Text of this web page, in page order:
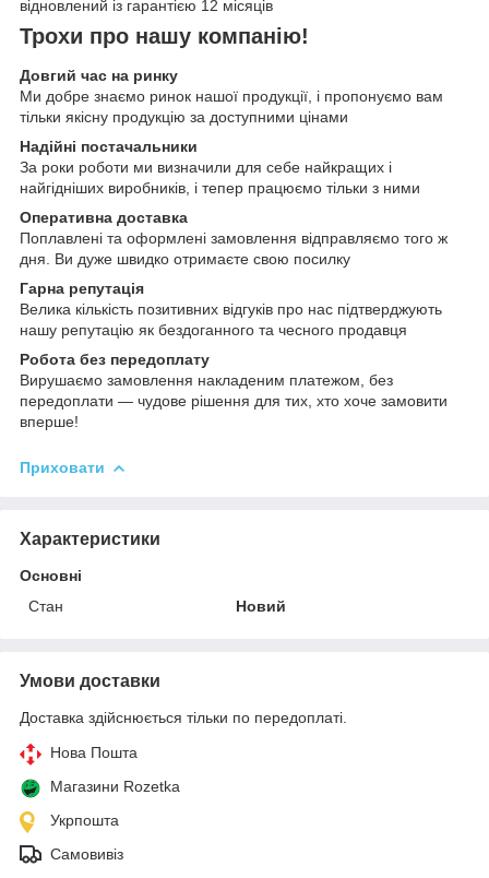
відновлений із гарантією 12 місяців
Трохи про нашу компанію!
Довгий час на ринку
Ми добре знаємо ринок нашої продукції, і пропонуємо вам
тільки якісну продукцію за доступними цінами
Надійні постачальники
За роки роботи ми визначили для себе найкращих і
найгідніших виробників, і тепер працюємо тільки з ними
Оперативна доставка
Поплавлені та оформлені замовлення відправляємо того ж
дня. Ви дуже швидко отримаєте свою посилку
Гарна репутація
Велика кількість позитивних відгуків про нас підтверджують
нашу репутацію як бездоганного та чесного продавця
Робота без передоплату
Вирушаємо замовлення накладеним платежом, без
передоплати — чудове рішення для тих, хто хоче замовити
вперше!
Приховати
Характеристики
Основні
Стан
Новий
Умови доставки
Доставка здійснюється тільки по передоплаті.
Нова Пошта
Магазини Rozetka
Укрпошта
Самовивіз